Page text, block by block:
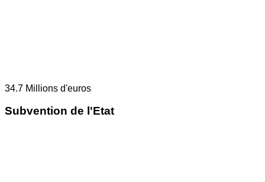
34.7 Millions d'euros
Subvention de l'Etat